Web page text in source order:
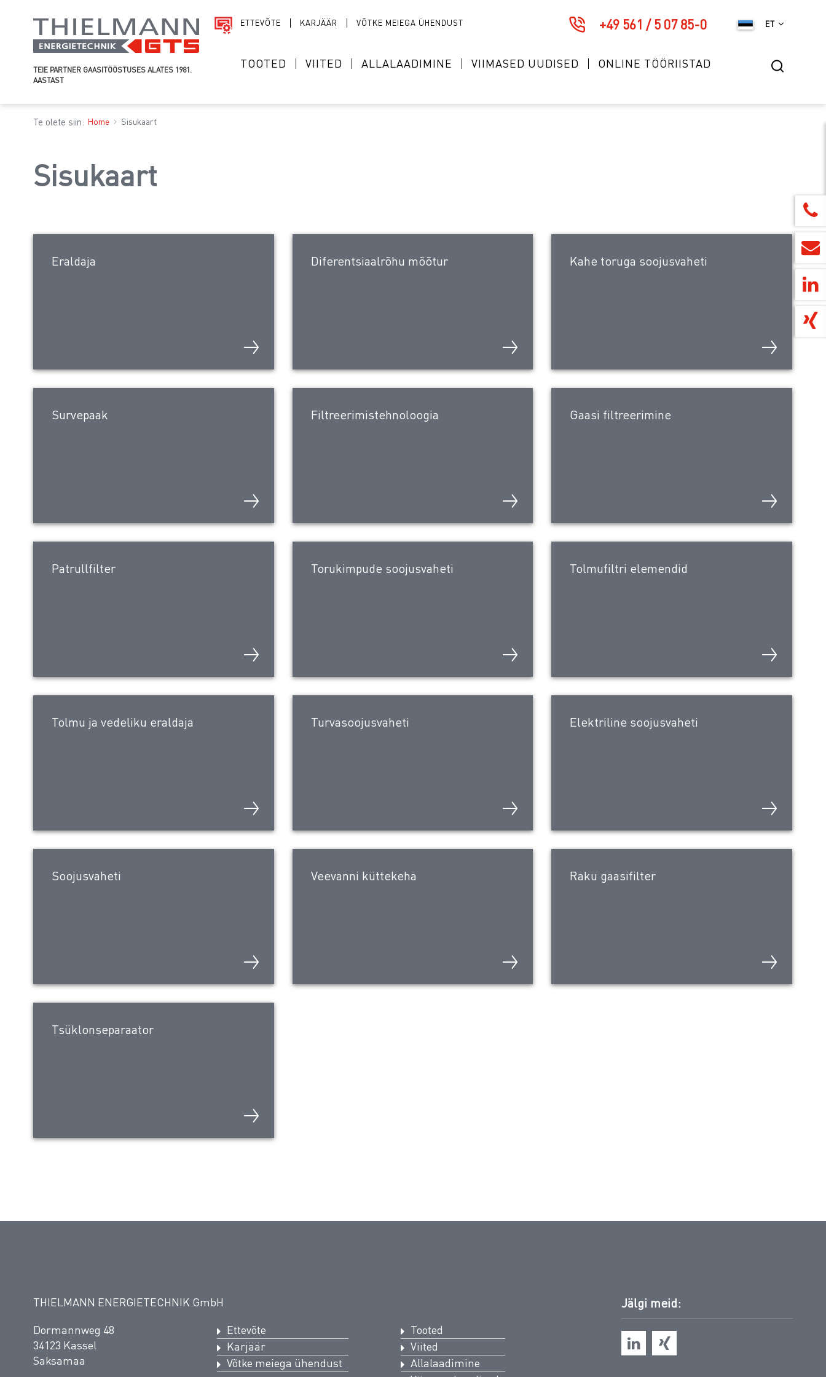
TEIE PARTNER GAASITÖÖSTUSES ALATES 1981.
AASTAST
ETTEVÕTE KARJÄÄR VÕTKE MEIEGA ÜHENDUST ET
+49 561 / 5 07 85-0
TOOTED VIITED ALLALAADIMINE VIIMASED UUDISED ONLINE TÖÖRIISTAD
Te olete siin: Home Sisukaart
Sisukaart
Eraldaja Diferentsiaalrõhu mõõtur Kahe toruga soojusvaheti
Survepaak Filtreerimistehnoloogia Gaasi filtreerimine
Patrullfilter Torukimpude soojusvaheti Tolmufiltri elemendid
Tolmu ja vedeliku eraldaja Turvasoojusvaheti Elektriline soojusvaheti
Soojusvaheti Veevanni küttekeha Raku gaasifilter
Tsüklonseparaator
THIELMANN ENERGIETECHNIK GmbH
Dormannweg 48
34123 Kassel
Saksamaa
Ettevõte
Karjäär
Võtke meiega ühendust
Tooted
Viited
Allalaadimine
Jälgi meid: